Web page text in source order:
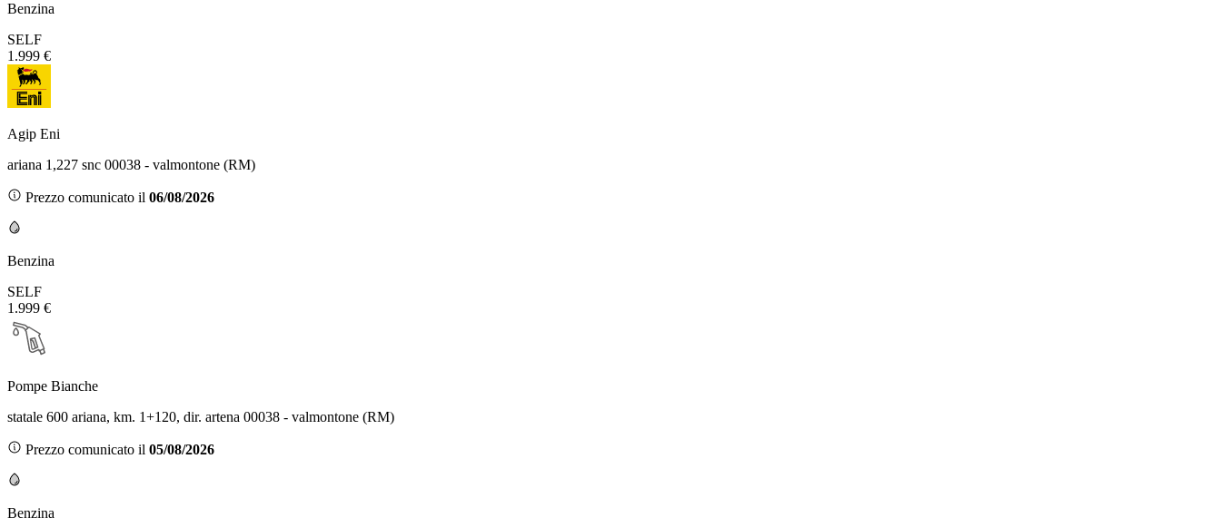
Benzina
SELF
1.999 €
Agip Eni
ariana 1,227 snc 00038 - valmontone (RM)
Prezzo comunicato il 06/08/2026
Benzina
SELF
1.999 €
Pompe Bianche
statale 600 ariana, km. 1+120, dir. artena 00038 - valmontone (RM)
Prezzo comunicato il 05/08/2026
Benzina